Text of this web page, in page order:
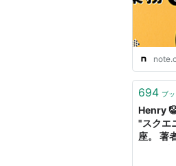
694 ブ
Henry
"スクエ
座。 著